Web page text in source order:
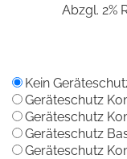
Abzgl. 2%
Kein
Geräteschutz
Geräteschutz
Geräteschutz
Geräteschutz